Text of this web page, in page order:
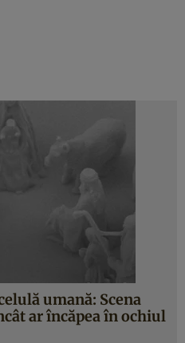
umană: Scena
ar încăpea în ochiul